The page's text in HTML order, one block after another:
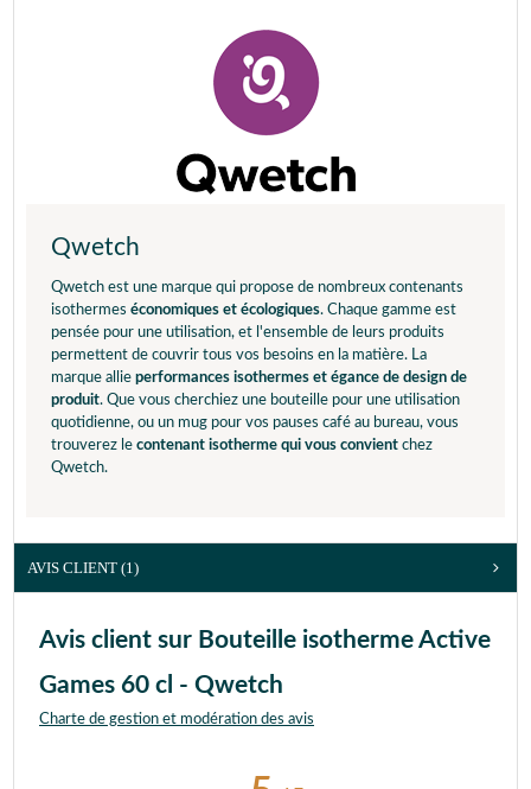
Qwetch
Qwetch est une marque qui propose de nombreux contenants
isothermes économiques et écologiques. Chaque gamme est
pensée pour une utilisation, et l'ensemble de leurs produits
permettent de couvrir tous vos besoins en la matière. La
marque allie performances isothermes et égance de design de
produit. Que vous cherchiez une bouteille pour une utilisation
quotidienne, ou un mug pour vos pauses café au bureau, vous
trouverez le contenant isotherme qui vous convient chez
Qwetch.
AVIS CLIENT (1)
Avis client sur Bouteille isotherme Active
Games 60 cl - Qwetch
Charte de gestion et modération des avis